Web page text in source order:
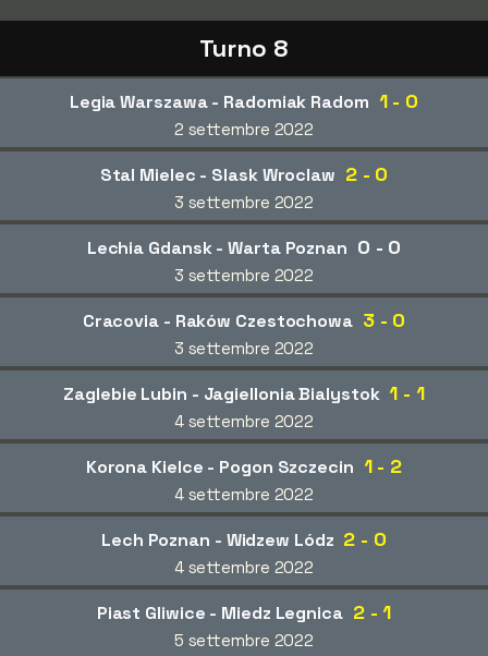
Turno 8
Legia Warszawa - Radomiak Radom 1 - 0
2 settembre 2022
Stal Mielec - Slask Wroclaw 2 - 0
3 settembre 2022
Lechia Gdansk - Warta Poznan 0 - 0
3 settembre 2022
Cracovia - Raków Czestochowa 3 - 0
3 settembre 2022
Zaglebie Lubin - Jagiellonia Bialystok 1 - 1
4 settembre 2022
Korona Kielce - Pogon Szczecin 1 - 2
4 settembre 2022
Lech Poznan - Widzew Lódz 2 - 0
4 settembre 2022
Piast Gliwice - Miedz Legnica 2 - 1
5 settembre 2022